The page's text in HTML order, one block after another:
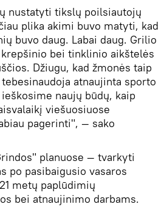
nustatyti tikslų poilsiautojų
plika akimi buvo matyti, kad
buvo daug. Labai daug. Grilio
bei tinklinio aikštelės
Džiugu, kad žmonės taip
atnaujinta sporto
naujų būdų, kaip
viešuosiuose
pagerinti", — sako
planuose — tvarkyti
po pasibaigusio vasaros
metų paplūdimių
bei atnaujinimo darbams.